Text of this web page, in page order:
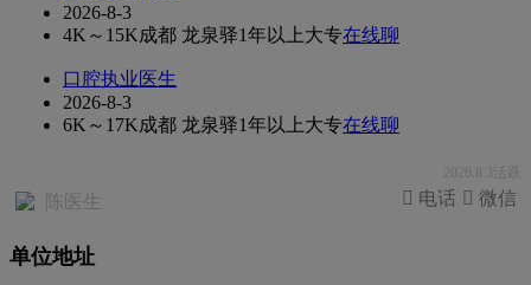
2026-8-3
4K～15K成都 龙泉驿1年以上大专在线聊
口腔执业医生
2026-8-3
6K～17K成都 龙泉驿1年以上大专在线聊
2026.8.3活跃
陈医生  微信
 电话
单位地址